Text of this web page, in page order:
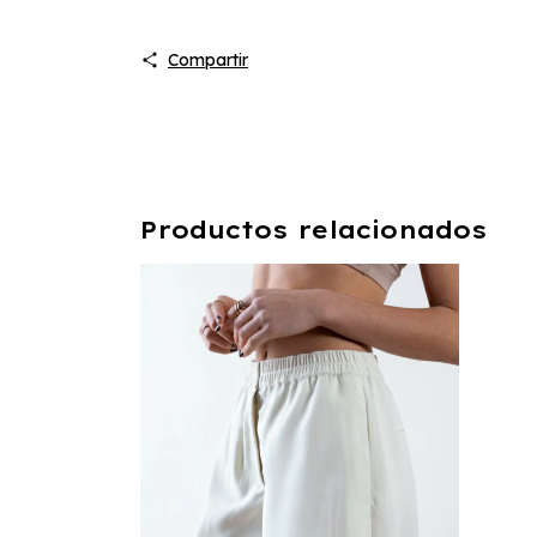
Compartir
Productos relacionados